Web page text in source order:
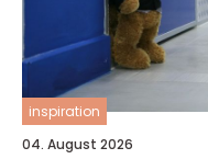
inspiration
04. August 2026